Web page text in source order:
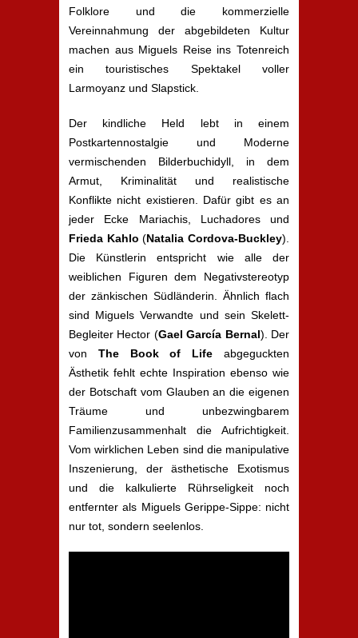
Folklore und die kommerzielle
Vereinnahmung der abgebildeten Kultur
machen aus Miguels Reise ins Totenreich
ein touristisches Spektakel voller
Larmoyanz und Slapstick.
Der kindliche Held lebt in einem
Postkartennostalgie und Moderne
vermischenden Bilderbuchidyll, in dem
Armut, Kriminalität und realistische
Konflikte nicht existieren. Dafür gibt es an
jeder Ecke Mariachis, Luchadores und
Frieda Kahlo (Natalia Cordova-Buckley).
Die Künstlerin entspricht wie alle der
weiblichen Figuren dem Negativstereotyp
der zänkischen Südländerin. Ähnlich flach
sind Miguels Verwandte und sein Skelett-
Begleiter Hector (Gael García Bernal). Der
von The Book of Life abgeguckten
Ästhetik fehlt echte Inspiration ebenso wie
der Botschaft vom Glauben an die eigenen
Träume und unbezwingbarem
Familienzusammenhalt die Aufrichtigkeit.
Vom wirklichen Leben sind die manipulative
Inszenierung, der ästhetische Exotismus
und die kalkulierte Rührseligkeit noch
entfernter als Miguels Gerippe-Sippe: nicht
nur tot, sondern seelenlos.